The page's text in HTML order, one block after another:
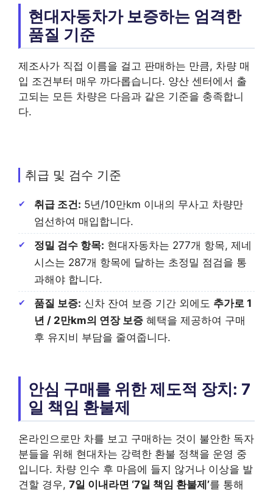
현대자동차가 보증하는 엄격한
품질 기준
제조사가 직접 이름을 걸고 판매하는 만큼, 차량 매
입 조건부터 매우 까다롭습니다. 양산 센터에서 출
고되는 모든 차량은 다음과 같은 기준을 충족합니
다.
취급 및 검수 기준
취급 조건: 5년/10만km 이내의 무사고 차량만
엄선하여 매입합니다.
정밀 검수 항목: 현대자동차는 277개 항목, 제네
시스는 287개 항목에 달하는 초정밀 점검을 통
과해야 합니다.
품질 보증: 신차 잔여 보증 기간 외에도 추가로 1
년 / 2만km의 연장 보증 혜택을 제공하여 구매
후 유지비 부담을 줄여줍니다.
안심 구매를 위한 제도적 장치: 7
일 책임 환불제
온라인으로만 차를 보고 구매하는 것이 불안한 독자
분들을 위해 현대차는 강력한 환불 정책을 운영 중
입니다. 차량 인수 후 마음에 들지 않거나 이상을 발
견할 경우, 7일 이내라면 ‘7일 책임 환불제’를 통해